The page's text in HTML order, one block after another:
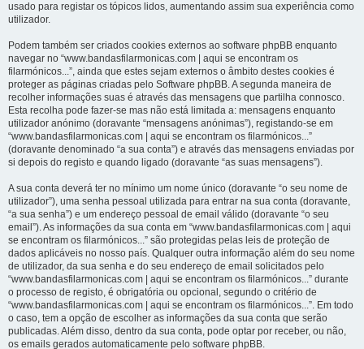
usado para registar os tópicos lidos, aumentando assim sua experiência como
utilizador.
Podem também ser criados cookies externos ao software phpBB enquanto
navegar no “www.bandasfilarmonicas.com | aqui se encontram os
filarmónicos...”, ainda que estes sejam externos o âmbito destes cookies é
proteger as páginas criadas pelo Software phpBB. A segunda maneira de
recolher informações suas é através das mensagens que partilha connosco.
Esta recolha pode fazer-se mas não está limitada a: mensagens enquanto
utilizador anónimo (doravante “mensagens anónimas”), registando-se em
“www.bandasfilarmonicas.com | aqui se encontram os filarmónicos...”
(doravante denominado “a sua conta”) e através das mensagens enviadas por
si depois do registo e quando ligado (doravante “as suas mensagens”).
A sua conta deverá ter no mínimo um nome único (doravante “o seu nome de
utilizador”), uma senha pessoal utilizada para entrar na sua conta (doravante,
“a sua senha”) e um endereço pessoal de email válido (doravante “o seu
email”). As informações da sua conta em “www.bandasfilarmonicas.com | aqui
se encontram os filarmónicos...” são protegidas pelas leis de proteção de
dados aplicáveis no nosso país. Qualquer outra informação além do seu nome
de utilizador, da sua senha e do seu endereço de email solicitados pelo
“www.bandasfilarmonicas.com | aqui se encontram os filarmónicos...” durante
o processo de registo, é obrigatória ou opcional, segundo o critério de
“www.bandasfilarmonicas.com | aqui se encontram os filarmónicos...”. Em todo
o caso, tem a opção de escolher as informações da sua conta que serão
publicadas. Além disso, dentro da sua conta, pode optar por receber, ou não,
os emails gerados automaticamente pelo software phpBB.